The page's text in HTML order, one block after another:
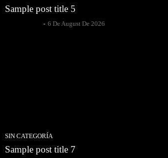
Sample post title 5
- 6 De August De 2026
SIN CATEGORÍA
Sample post title 7